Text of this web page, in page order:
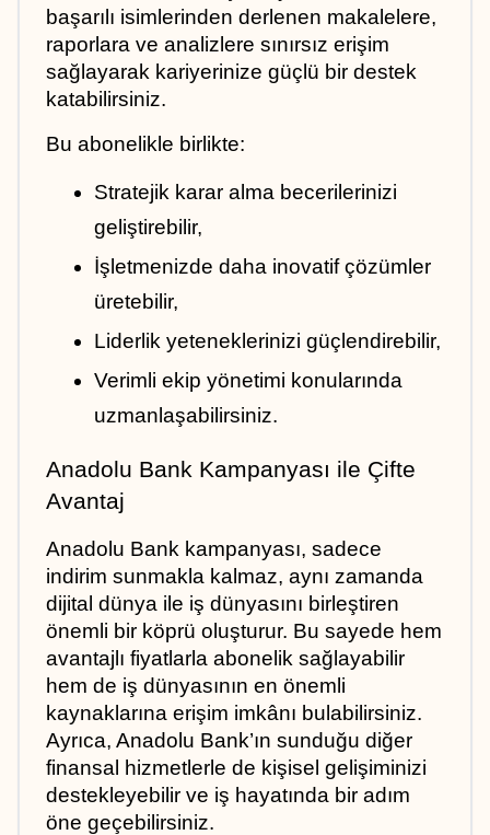
başarılı isimlerinden derlenen makalelere,
raporlara ve analizlere sınırsız erişim
sağlayarak kariyerinize güçlü bir destek
katabilirsiniz.
Bu abonelikle birlikte:
Stratejik karar alma becerilerinizi
geliştirebilir,
İşletmenizde daha inovatif çözümler
üretebilir,
Liderlik yeteneklerinizi güçlendirebilir,
Verimli ekip yönetimi konularında
uzmanlaşabilirsiniz.
Anadolu Bank Kampanyası ile Çifte
Avantaj
Anadolu Bank kampanyası, sadece
indirim sunmakla kalmaz, aynı zamanda
dijital dünya ile iş dünyasını birleştiren
önemli bir köprü oluşturur. Bu sayede hem
avantajlı fiyatlarla abonelik sağlayabilir
hem de iş dünyasının en önemli
kaynaklarına erişim imkânı bulabilirsiniz.
Ayrıca, Anadolu Bank’ın sunduğu diğer
finansal hizmetlerle de kişisel gelişiminizi
destekleyebilir ve iş hayatında bir adım
öne geçebilirsiniz.